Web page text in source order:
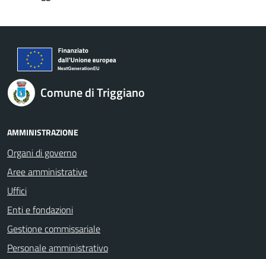
Comune di Triggiano
AMMINISTRAZIONE
Organi di governo
Aree amministrative
Uffici
Enti e fondazioni
Gestione commissariale
Personale amministrativo